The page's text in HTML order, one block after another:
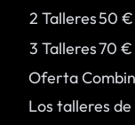
2 Talleres50 €
3 Talleres70 €
Oferta
Los talleres